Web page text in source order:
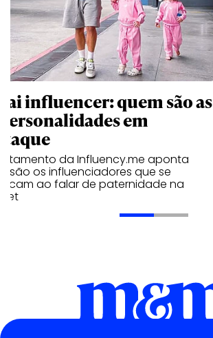
influencer: quem são as
em
da Influency.me aponta
são os influenciadores que se
ao falar de paternidade na